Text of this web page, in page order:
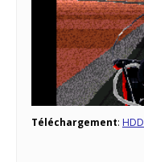
Téléchargement: HDD